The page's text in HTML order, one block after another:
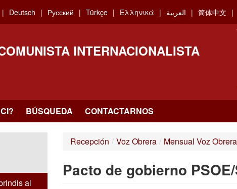
Deutsch Русский Türkçe Ελληνικά العربية 简体中文
INTERNACIONALISTA
BÚSQUEDA CONTACTARNOS
al
Recepción / Voz Obrera / Mensual Voz
Pacto de gobierno